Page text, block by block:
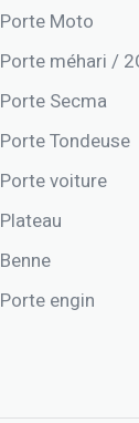
Porte Moto
Porte méhari /
Porte Secma
Porte Tondeuse
Porte voiture
Plateau
Benne
Porte engin